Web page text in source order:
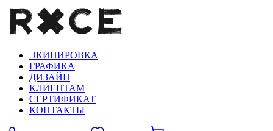
ЭКИПИРОВКА
ГРАФИКА
ДИЗАЙН
КЛИЕНТАМ
СЕРТИФИКАТ
КОНТАКТЫ